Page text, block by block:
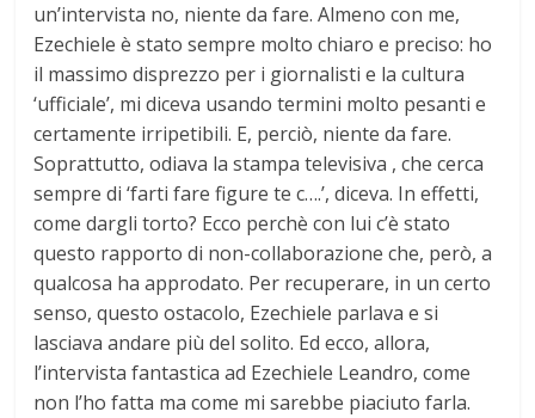
un’intervista no, niente da fare. Almeno con me,
Ezechiele è stato sempre molto chiaro e preciso: ho
il massimo disprezzo per i giornalisti e la cultura
‘ufficiale’, mi diceva usando termini molto pesanti e
certamente irripetibili. E, perciò, niente da fare.
Soprattutto, odiava la stampa televisiva , che cerca
sempre di ‘farti fare figure te c….’, diceva. In effetti,
come dargli torto? Ecco perchè con lui c’è stato
questo rapporto di non-collaborazione che, però, a
qualcosa ha approdato. Per recuperare, in un certo
senso, questo ostacolo, Ezechiele parlava e si
lasciava andare più del solito. Ed ecco, allora,
l’intervista fantastica ad Ezechiele Leandro, come
non l’ho fatta ma come mi sarebbe piaciuto farla.